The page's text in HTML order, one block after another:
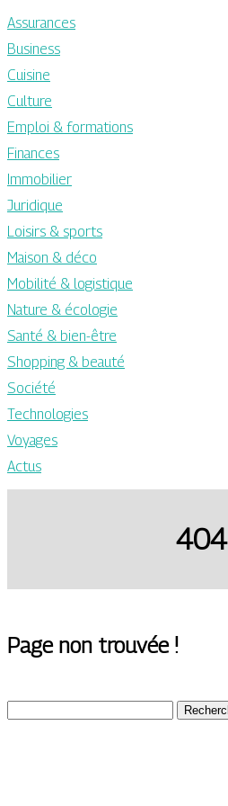
Assurances
Business
Cuisine
Culture
Emploi & formations
Finances
Immobilier
Juridique
Loisirs & sports
Maison & déco
Mobilité & logistique
Nature & écologie
Santé & bien-être
Shopping & beauté
Société
Technologies
Voyages
Actus
404
Page non trouvée !